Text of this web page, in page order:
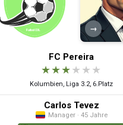
→
FC Pereira
★★★★ ★ ★
Kolumbien, Liga 3.2, 6.Platz
Carlos Tevez
Manager · 45 Jahre